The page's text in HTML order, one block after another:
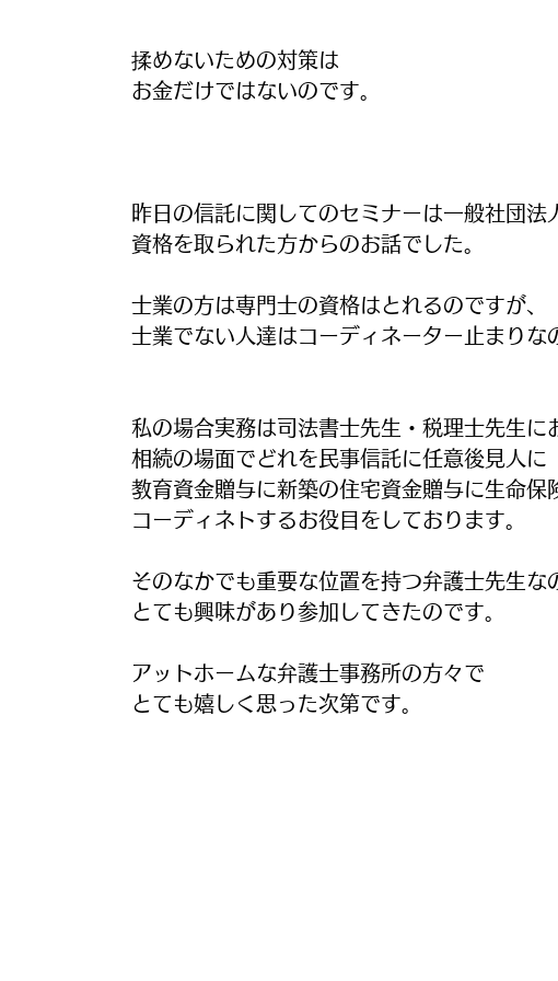
揉めないための対策は
お金だけではないのです。
昨日の信託に関してのセミナーは一般社団
資格を取られた方からのお話でした。
士業の方は専門士の資格はとれるのですが、
士業でない人達はコーディネーター止まりな
私の場合実務は司法書士先生・税理士先生に
相続の場面でどれを民事信託に任意後見人に
教育資金贈与に新築の住宅資金贈与に生命保
コーディネトするお役目をしております。
そのなかでも重要な位置を持つ弁護士先生な
とても興味があり参加してきたのです。
アットホームな弁護士事務所の方々で
とても嬉しく思った次第です。